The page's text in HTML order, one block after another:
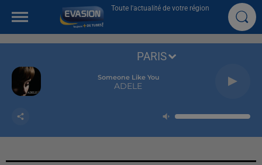
Toute l'actualité de votre région
Someone Like You
ADELE
PARIS